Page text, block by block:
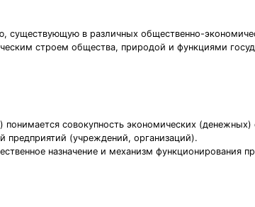
существующую в различных общественно-
строем общества, природой и функциями
совокупность экономических
предприятий (учреждений, организаций).
назначение и механизм функционирования